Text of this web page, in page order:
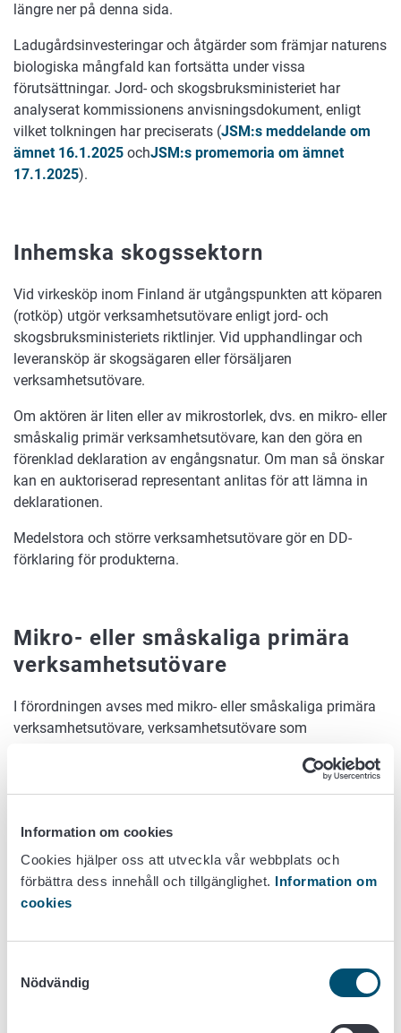
Information om cookies
Cookies hjälper oss att utveckla vår webbplats och
förbättra dess innehåll och tillgänglighet. Information om
cookies
Nödvändig
längre ner på denna sida.
Ladugårdsinvesteringar och åtgärder som främjar naturens
biologiska mångfald kan fortsätta under vissa
förutsättningar. Jord- och skogsbruksministeriet har
analyserat kommissionens anvisningsdokument, enligt
vilket tolkningen har preciserats (JSM:s meddelande om
ämnet 16.1.2025 ochJSM:s promemoria om ämnet
17.1.2025).
Inhemska skogssektorn
Vid virkesköp inom Finland är utgångspunkten att köparen
(rotköp) utgör verksamhetsutövare enligt jord- och
skogsbruksministeriets riktlinjer. Vid upphandlingar och
leveransköp är skogsägaren eller försäljaren
verksamhetsutövare.
Om aktören är liten eller av mikrostorlek, dvs. en mikro- eller
småskalig primär verksamhetsutövare, kan den göra en
förenklad deklaration av engångsnatur. Om man så önskar
kan en auktoriserad representant anlitas för att lämna in
deklarationen.
Medelstora och större verksamhetsutövare gör en DD-
förklaring för produkterna.
Mikro- eller småskaliga primära
verksamhetsutövare
I förordningen avses med mikro- eller småskaliga primära
verksamhetsutövare, verksamhetsutövare som
är en fysisk person eller ett mikro- eller småföretag
(*) gräns för småföretag: balansräkning 7,5
50 (en av dessa får överskridas). Endast de
delar av affärsverksamheten som hänför sig till
EUDR-produkter beaktas vid fastställandet av
exporterar sådana produkter som de själva har odlat,
avverkat eller erhållit från eller hållit på relevanta
markområden, eller, när det gäller boskap, sådana